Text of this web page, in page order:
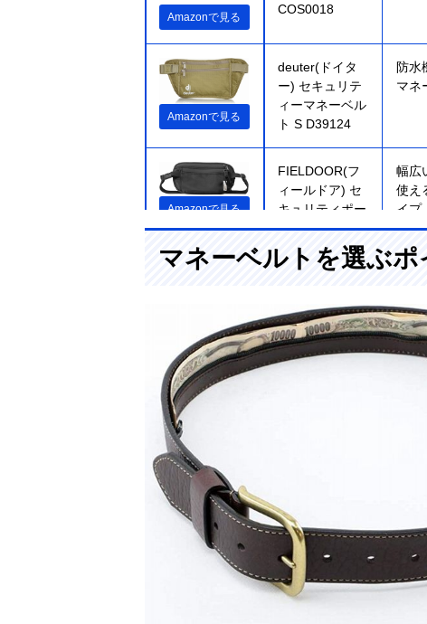
Amazonで見る
COS0018
Amazonで見る
deuter(ドイタ
ー) セキュリテ
ィーマネーベル
ト S D39124
防水
マネ
Amazonで見る
FIELDOOR(フ
ィールドア) セ
キュリティポー
チ
幅広
使え
イプ
pacsafe(パック
シュセーフ 盗
難防止 トラベ
ルウォレットベ
ルト 10110100
幅
たシ
ルト
Amazonで見る
Amazonで見る
Thomas Bates
Designs ハイカ
ーマネーベルト
旅
ドア
OK
JTB商事(JTB
マネーベルトを選ぶポ